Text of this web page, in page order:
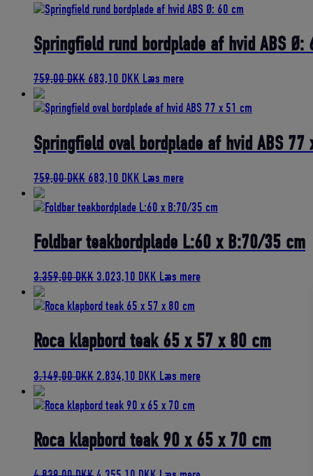
pris
1.159,00 DKK.
pris
985,15 DKK.
Springfield rund bordplade af hvid ABS Ø:
759,00DKK Den
pris
759,00 DKK.
683,10 DKK Den
pris
683,10 DKK.
Læs mere
Springfield oval bordplade af hvid ABS 77
759,00DKK Den
pris
759,00 DKK.
683,10 DKK Den
pris
683,10 DKK.
Læs mere
Foldbar teakbordplade L:60 x B:70/35 cm
3.359,00DKK Den
pris
3.359,00 DKK.
3.023,10 DKK Den
pris
3.023,10 DKK.
Læs mere
Roca klapbord teak 65 x 57 x 80 cm
3.149,00DKK Den
pris
3.149,00 DKK.
2.834,10 DKK Den
pris
2.834,10 DKK.
Læs mere
Roca klapbord teak 90 x 65 x 70 cm